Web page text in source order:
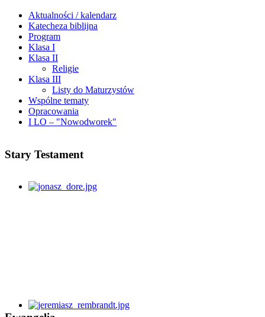
Aktualności / kalendarz
Katecheza biblijna
Program
Klasa I
Klasa II
Religie
Klasa III
Listy do Maturzystów
Wspólne tematy
Opracowania
I LO – "Nowodworek"
Stary Testament